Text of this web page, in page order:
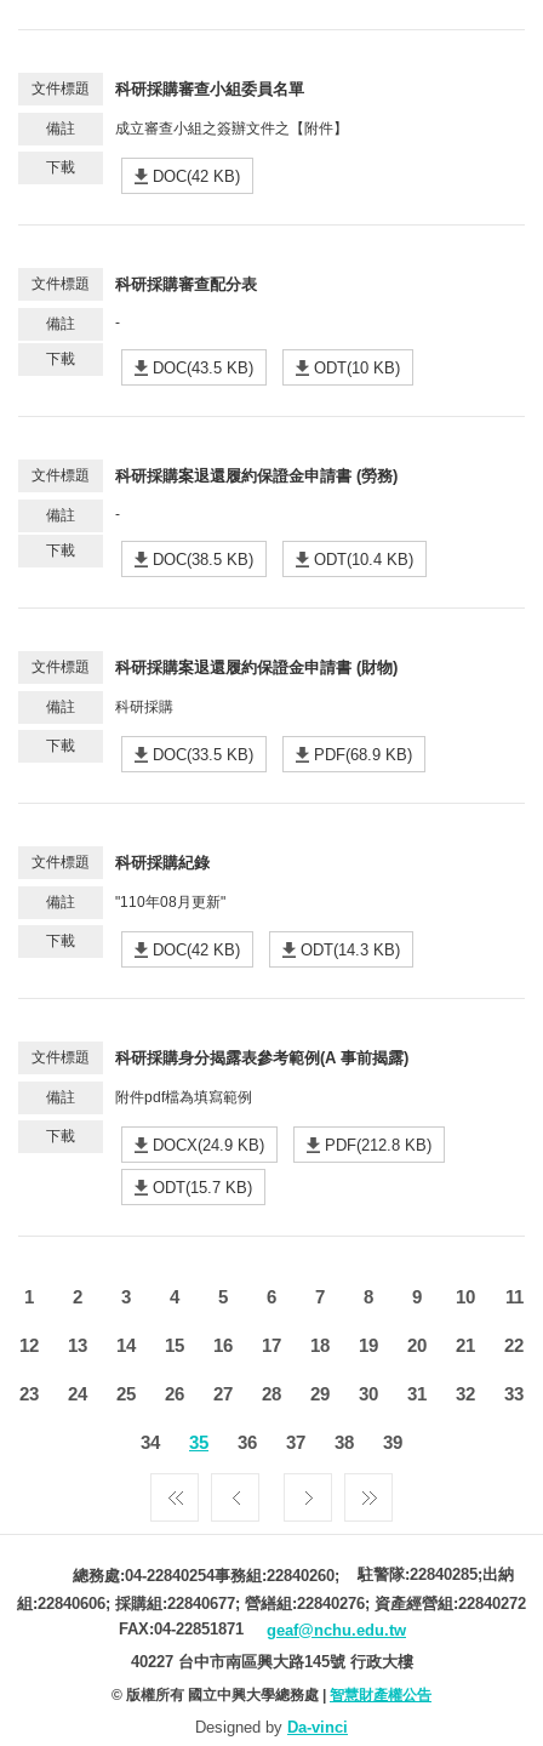
科研採購審查小組委員名單
成立審查小組之簽辦文件之【附件】
DOC(42 KB)
科研採購審查配分表
-
DOC(43.5 KB) ODT(10 KB)
科研採購案退還履約保證金申請書 (勞務)
-
DOC(38.5 KB) ODT(10.4 KB)
科研採購案退還履約保證金申請書 (財物)
科研採購
DOC(33.5 KB) PDF(68.9 KB)
科研採購紀錄
"110年08月更新"
DOC(42 KB) ODT(14.3 KB)
科研採購身分揭露表參考範例(A 事前揭露)
附件pdf檔為填寫範例
DOCX(24.9 KB) PDF(212.8 KB)
ODT(15.7 KB)
1 2 3 4 5 6 7 8 9 10 11
12 13 14 15 16 17 18 19 20 21 22
23 24 25 26 27 28 29 30 31 32 33
34 35 36 37 38 39
總務處:04-22840254事務組:22840260;
駐警隊:22840285;出納
組:22840606; 採購組:22840677; 營繕組:22840276; 資產經營組:22840272
FAX:04-22851871
geaf@nchu.edu.tw
40227 台中市南區興大路145號 行政大樓
© 版權所有 國立中興大學總務處 | 智慧財產權公告
Designed by Da-vinci